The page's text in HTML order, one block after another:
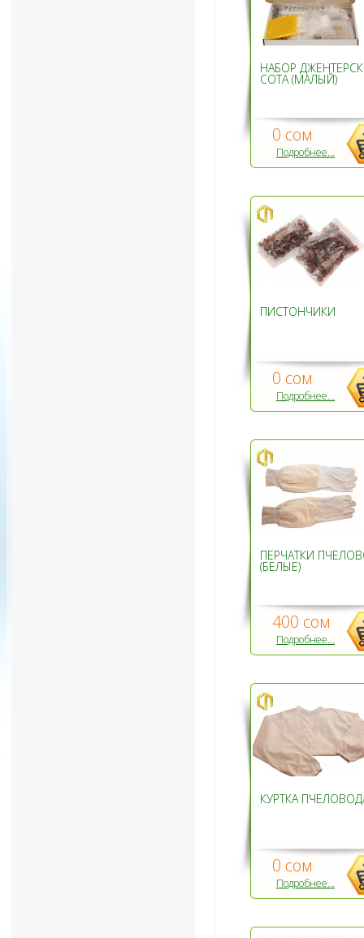
НАБОР
СОТА (МАЛЫЙ)
0 сом
Подробнее...
ПИСТОНЧИКИ
0 сом
Подробнее...
ПЕРЧАТКИ
(БЕЛЫЕ)
400 сом
Подробнее...
КУРТКА
0 сом
Подробнее...